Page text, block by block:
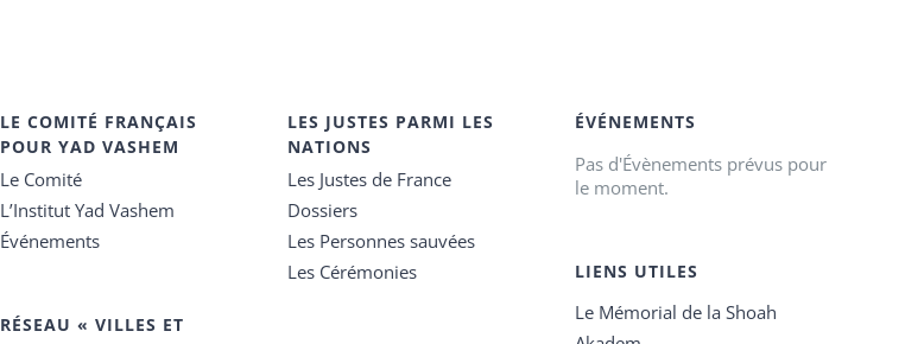
LE COMITÉ FRANÇAIS
POUR YAD VASHEM
Le Comité
L’Institut Yad Vashem
Événements
RÉSEAU « VILLES ET
LES JUSTES PARMI LES
NATIONS
Les Justes de France
Dossiers
Les Personnes sauvées
Les Cérémonies
ÉVÉNEMENTS
Pas d'Évènements prévus pour
le moment.
LIENS UTILES
Le Mémorial de la Shoah